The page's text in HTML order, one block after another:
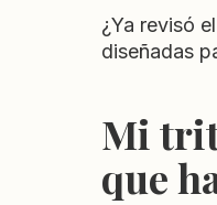
¿Ya revisó
diseñadas
Mi
que